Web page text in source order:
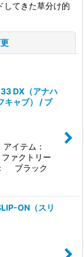
してきた草分け的
DX（アナハ
キャブ） / ブ
アイテム：
ァクトリー
ブラック
ON（スリ